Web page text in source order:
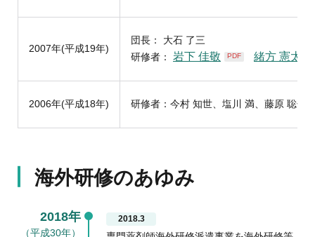
2007年(平成19年)
団長： 大石 了三
研修者： 岩下 佳敬 PDF 緒方 憲太郎
2006年(平成18年) 研修者：今村 知世、塩川 満、藤原 聡子
海外研修のあゆみ
2018年
（平成30年）
2018.3